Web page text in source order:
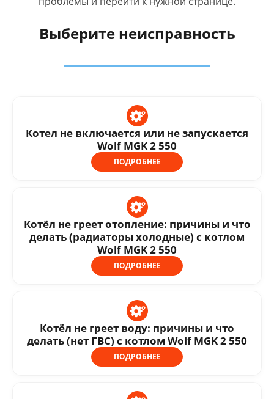
Выберите неисправность
Котел не включается или не запускается
Wolf MGK 2 550
ПОДРОБНЕЕ
Котёл не греет отопление: причины и что
делать (радиаторы холодные) с котлом
Wolf MGK 2 550
ПОДРОБНЕЕ
Котёл не греет воду: причины и что
делать (нет ГВС) с котлом Wolf MGK 2 550
ПОДРОБНЕЕ